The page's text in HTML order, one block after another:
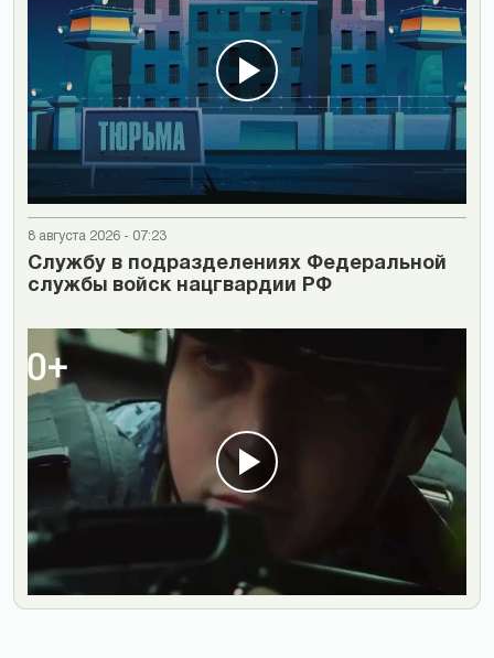
8 августа 2026 - 07:23
Cлужбу в подразделениях Федеральной
службы войск нацгвардии РФ